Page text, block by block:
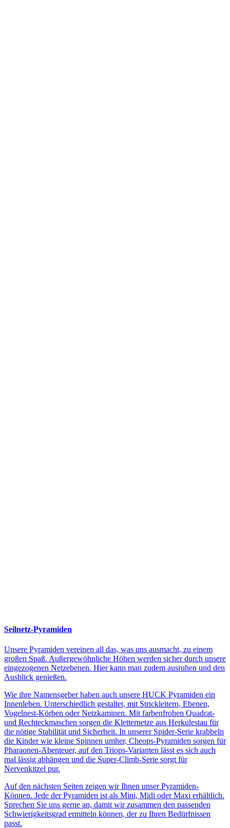
Seilnetz-Pyramiden
Unsere Pyramiden vereinen all das, was uns ausmacht, zu einem
großen Spaß. Außergewöhnliche Höhen werden sicher durch unsere
eingezogenen Netzebenen. Hier kann man zudem ausruhen und den
Ausblick genießen.
Wie ihre Namensgeber haben auch unsere HUCK Pyramiden ein
Innenleben. Unterschiedlich gestaltet, mit Strickleitern, Ebenen,
Vogelnest-Körben oder Netzkaminen. Mit farbenfrohen Quadrat-
und Rechteckmaschen sorgen die Kletternetze aus Herkulestau für
die nötige Stabilität und Sicherheit. In unserer Spider-Serie krabbeln
die Kinder wie kleine Spinnen umher, Cheops-Pyramiden sorgen für
Pharaonen-Abenteuer, auf den Triops-Varianten lässt es sich auch
mal lässig abhängen und die Super-Climb-Serie sorgt für
Nervenkitzel pur.
Auf den nächsten Seiten zeigen wir Ihnen unser Pyramiden-
Können. Jede der Pyramiden ist als Mini, Midi oder Maxi erhältlich.
Sprechen Sie uns gerne an, damit wir zusammen den passenden
Schwierigkeitsgrad ermitteln können, der zu Ihren Bedürfnissen
passt.